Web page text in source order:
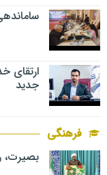
ارتقای
جدید
فرهنگی
بصیرت،